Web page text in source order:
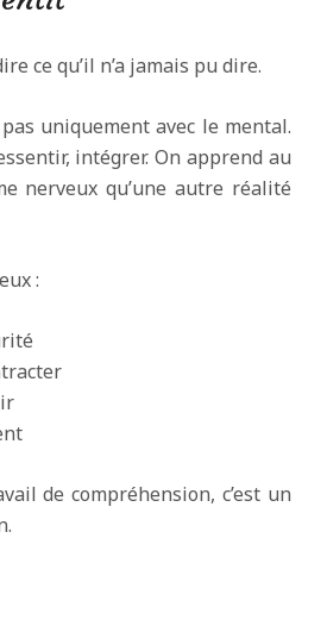
ce qu’il n’a jamais pu dire.
uniquement avec le mental.
intégrer. On apprend au
nerveux qu’une autre réalité
:
de compréhension, c’est un